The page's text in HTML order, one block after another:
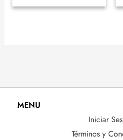
MENU
Iniciar
Términos y